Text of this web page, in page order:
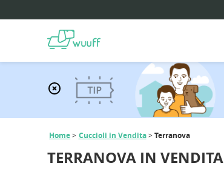
Home Cuccioli in Vendita Terranova
TERRANOVA IN VENDITA